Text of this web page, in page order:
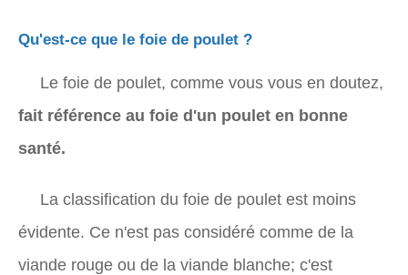
Qu'est-ce que le foie de poulet ?
Le foie de poulet, comme vous vous en doutez,
fait référence au foie d'un poulet en bonne
santé.
La classification du foie de poulet est moins
évidente. Ce n'est pas considéré comme de la
viande rouge ou de la viande blanche; c'est